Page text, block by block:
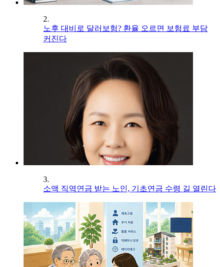
2.
노후 대비로 달러보험? 환율 오르면 보험료 부담
커진다
3.
소액 직역연금 받는 노인, 기초연금 수령 길 열린다